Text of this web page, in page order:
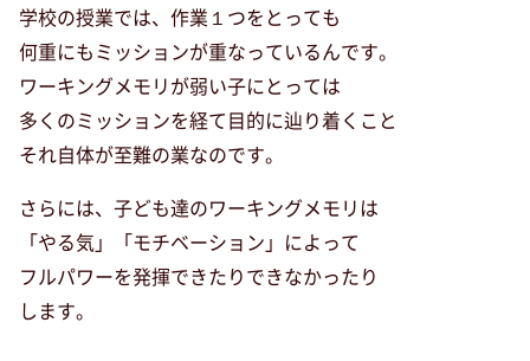
学校の授業では、作業１つをとっても
何重にもミッションが重なっているんです。
ワーキングメモリが弱い子にとっては
多くのミッションを経て目的に辿り着くこと
それ自体が至難の業なのです。
さらには、子ども達のワーキングメモリは
「やる気」「モチベーション」によって
フルパワーを発揮できたりできなかったり
します。